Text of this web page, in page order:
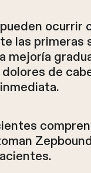
las
mejoría
de